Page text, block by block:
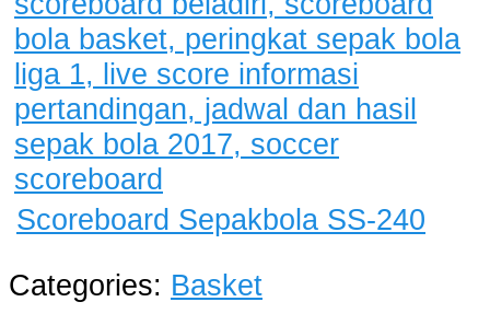
Scoreboard Sepakbola SS-240
Categories: Basket